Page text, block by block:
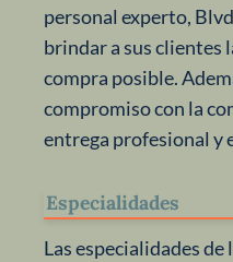
personal experto,
brindar a sus clientes
compra posible.
compromiso con la
entrega profesional y
Especialidades
Las especialidades